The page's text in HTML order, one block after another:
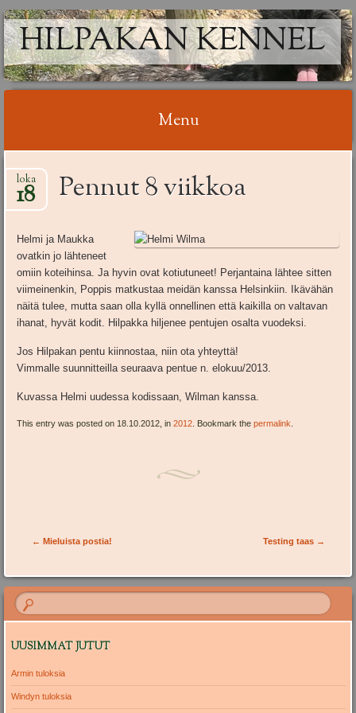
HILPAKAN KENNEL
Menu
to
content
Pennut 8 viikkoa
loka
18
Helmi ja Maukka
ovatkin jo lähteneet
omiin koteihinsa. Ja hyvin ovat kotiutuneet! Perjantaina lähtee sitten
viimeinenkin, Poppis matkustaa meidän kanssa Helsinkiin. Ikävähän
näitä tulee, mutta saan olla kyllä onnellinen että kaikilla on valtavan
ihanat, hyvät kodit. Hilpakka hiljenee pentujen osalta vuodeksi.
Jos Hilpakan pentu kiinnostaa, niin ota yhteyttä!
Vimmalle suunnitteilla seuraava pentue n. elokuu/2013.
Kuvassa Helmi uudessa kodissaan, Wilman kanssa.
This entry was posted on 18.10.2012, in2012 . Bookmark thepermalink
Post navigation
← Mieluista postia! Testing taas →
UUSIMMAT JUTUT
Armin tuloksia
Windyn tuloksia